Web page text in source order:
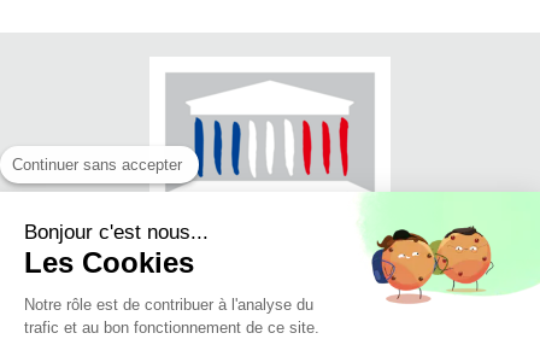
Continuer sans accepter
Bonjour c'est nous...
Les Cookies
Notre rôle est de contribuer à l'analyse du
trafic et au bon fonctionnement de ce site.